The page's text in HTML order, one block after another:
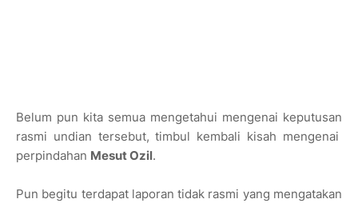
Belum pun kita semua mengetahui mengenai keputusan
rasmi undian tersebut, timbul kembali kisah mengenai
perpindahan Mesut Ozil.
Pun begitu terdapat laporan tidak rasmi yang mengatakan